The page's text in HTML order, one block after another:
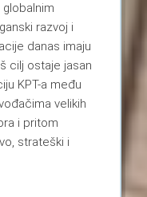
razvoj i
danas imaju
cilj ostaje jasan
KPT-a među
velikih
i pritom
strateški i